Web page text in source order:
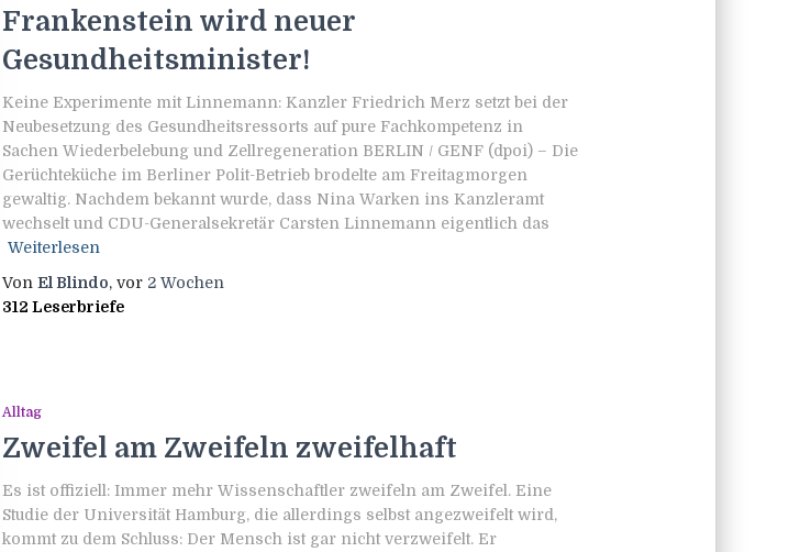
Frankenstein wird neuer
Gesundheitsminister!
Keine Experimente mit Linnemann: Kanzler Friedrich Merz setzt bei der
Neubesetzung des Gesundheitsressorts auf pure Fachkompetenz in
Sachen Wiederbelebung und Zellregeneration BERLIN / GENF (dpoi) – Die
Gerüchteküche im Berliner Polit-Betrieb brodelte am Freitagmorgen
gewaltig. Nachdem bekannt wurde, dass Nina Warken ins Kanzleramt
wechselt und CDU-Generalsekretär Carsten Linnemann eigentlich das
Weiterlesen
Von El Blindo, vor 2 Wochen
312 Leserbriefe
Alltag
Zweifel am Zweifeln zweifelhaft
Es ist offiziell: Immer mehr Wissenschaftler zweifeln am Zweifel. Eine
Studie der Universität Hamburg, die allerdings selbst angezweifelt wird,
kommt zu dem Schluss: Der Mensch ist gar nicht verzweifelt. Er